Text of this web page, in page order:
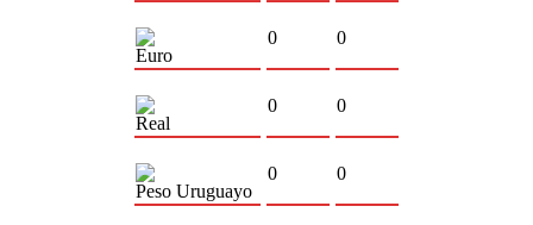
Euro
0 0
Real
0 0
Peso Uruguayo
0 0